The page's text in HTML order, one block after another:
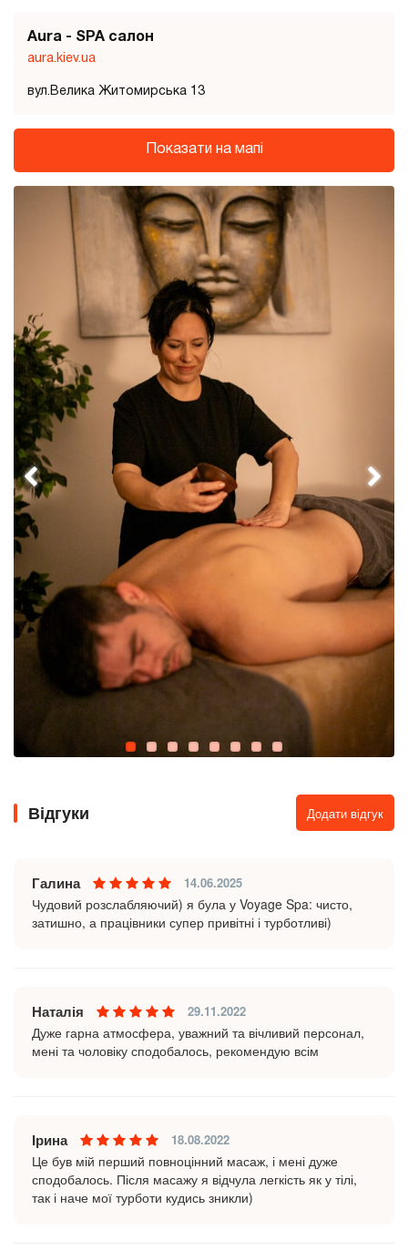
Aura - SPA салон
aura.kiev.ua
вул.Велика Житомирська 13
Показати на мапі
Відгуки Додати відгук
Галина 14.06.2025
Чудовий розслабляючий) я була у Voyage Spa: чисто,
затишно, а працівники супер привітні і турботливі)
Наталія 29.11.2022
Дуже гарна атмосфера, уважний та вічливий персонал,
мені та чоловіку сподобалось, рекомендую всім
Ірина 18.08.2022
Це був мій перший повноцінний масаж, і мені дуже
сподобалось. Після масажу я відчула легкість як у тілі,
так і наче мої турботи кудись зникли)